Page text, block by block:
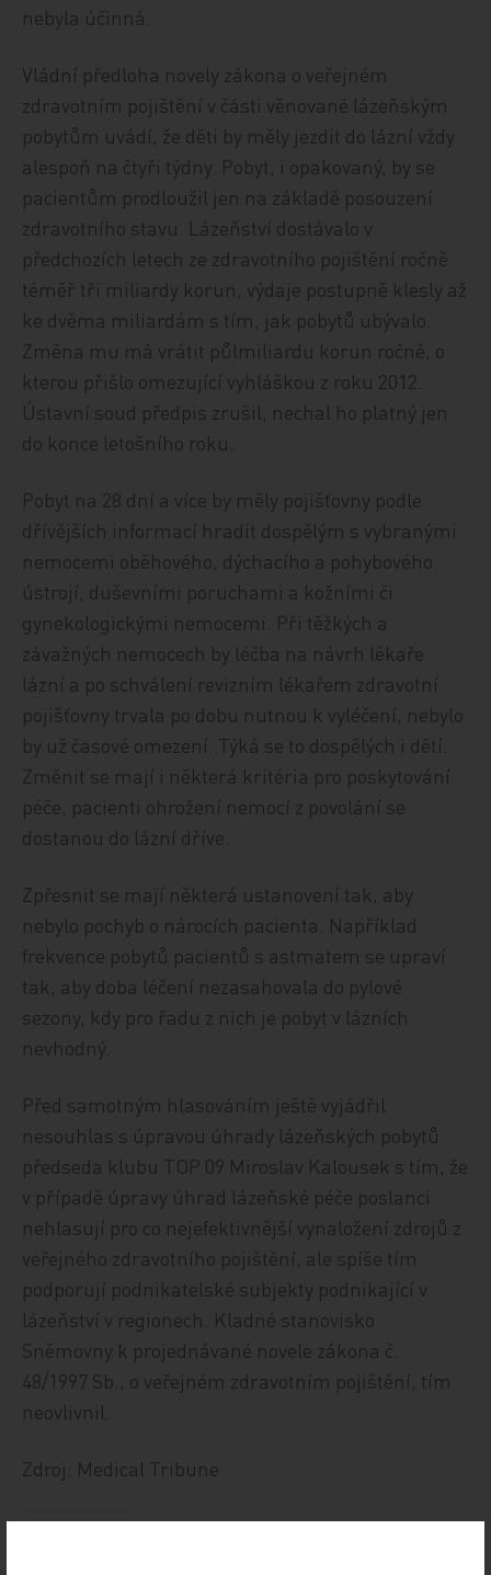
nebyla účinná.
Vládní předloha novely zákona o veřejném
zdravotním pojištění v části věnované lázeňským
pobytům uvádí, že děti by měly jezdit do lázní vždy
alespoň na čtyři týdny. Pobyt, i opakovaný, by se
pacientům prodloužil jen na základě posouzení
zdravotního stavu. Lázeňství dostávalo v
předchozích letech ze zdravotního pojištění ročně
téměř tři miliardy korun, výdaje postupně klesly až
ke dvěma miliardám s tím, jak pobytů ubývalo.
Změna mu má vrátit půlmiliardu korun ročně, o
kterou přišlo omezující vyhláškou z roku 2012.
Ústavní soud předpis zrušil, nechal ho platný jen
do konce letošního roku.
Pobyt na 28 dní a více by měly pojišťovny podle
dřívějších informací hradit dospělým s vybranými
nemocemi oběhového, dýchacího a pohybového
ústrojí, duševními poruchami a kožními či
gynekologickými nemocemi. Při těžkých a
závažných nemocech by léčba na návrh lékaře
lázní a po schválení revizním lékařem zdravotní
pojišťovny trvala po dobu nutnou k vyléčení, nebylo
by už časové omezení. Týká se to dospělých i dětí.
Změnit se mají i některá kritéria pro poskytování
péče, pacienti ohrožení nemocí z povolání se
dostanou do lázní dříve.
Zpřesnit se mají některá ustanovení tak, aby
nebylo pochyb o nárocích pacienta. Například
frekvence pobytů pacientů s astmatem se upraví
tak, aby doba léčení nezasahovala do pylové
sezony, kdy pro řadu z nich je pobyt v lázních
nevhodný.
Před samotným hlasováním ještě vyjádřil
nesouhlas s úpravou úhrady lázeňských pobytů
předseda klubu TOP 09 Miroslav Kalousek s tím, že
v případě úpravy úhrad lázeňské péče poslanci
nehlasují pro co nejefektivnější vynaložení zdrojů z
veřejného zdravotního pojištění, ale spíše tím
podporují podnikatelské subjekty podnikající v
lázeňství v regionech. Kladné stanovisko
Sněmovny k projednávané novele zákona č.
48/1997 Sb., o veřejném zdravotním pojištění, tím
neovlivnil.
Zdroj: Medical Tribune
IMPORT: TITULY